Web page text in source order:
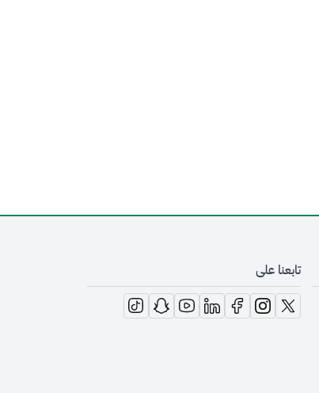
تابعنا على
opens in new window
opens in new window
opens in new window
opens in new window
opens in new window
opens in new window
opens in new window